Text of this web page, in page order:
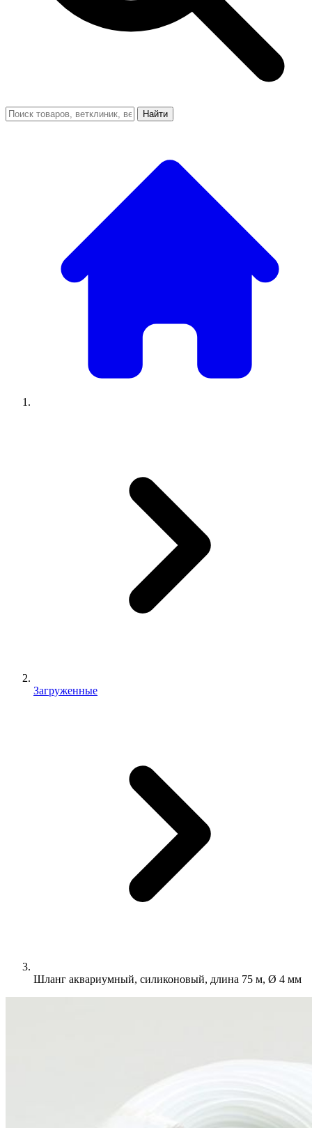
Найти
Загруженные
Шланг аквариумный, силиконовый, длина 75 м, Ø 4 мм